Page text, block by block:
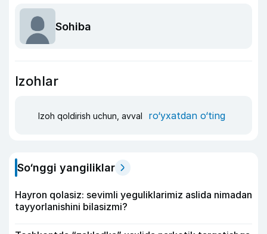
Sohiba
Izohlar
Izoh qoldirish uchun, avval ro‘yxatdan o‘ting
So‘nggi yangiliklar
Hayron qolasiz: sevimli yeguliklarimiz aslida nimadan
tayyorlanishini bilasizmi?